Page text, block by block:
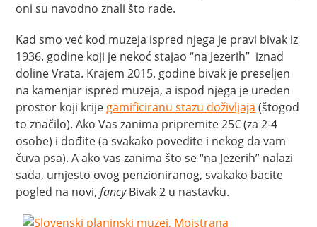
oni su navodno znali što rade.
Kad smo već kod muzeja ispred njega je pravi bivak iz
1936. godine koji je nekoć stajao “na Jezerih” iznad
doline Vrata. Krajem 2015. godine bivak je preseljen
na kamenjar ispred muzeja, a ispod njega je uređen
prostor koji krije gamificiranu stazu doživljaja (štogod
to značilo). Ako Vas zanima pripremite 25€ (za 2-4
osobe) i dođite (a svakako povedite i nekog da vam
čuva psa). A ako vas zanima što se “na Jezerih” nalazi
sada, umjesto ovog penzioniranog, svakako bacite
pogled na novi,fancyBivak 2 u nastavku.